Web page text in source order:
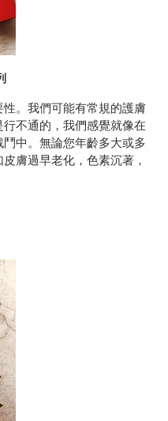
。我們可能有常規的護膚
不通的，我們感覺就像在
中。無論您年齡多大或多
膚過早老化，色素沉著，